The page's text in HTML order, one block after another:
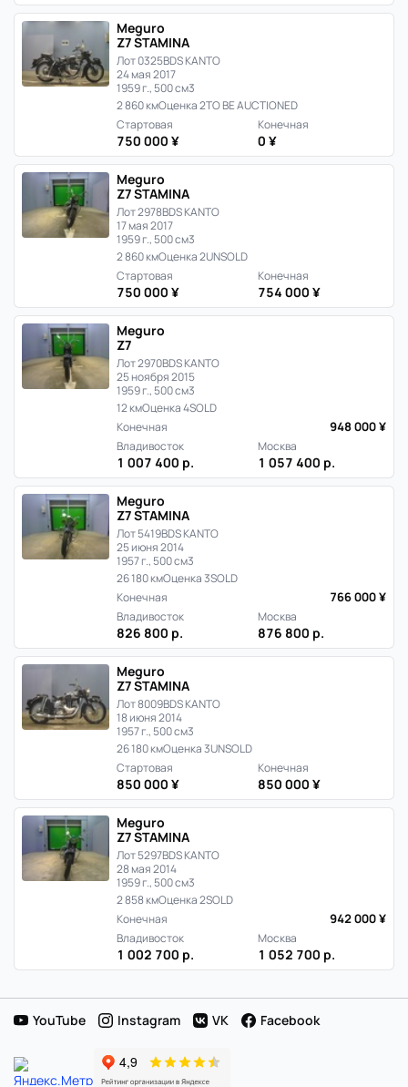
Meguro
Z7 STAMINA
Лот 0325BDS KANTO
24 мая 2017
1959 г., 500 см3
2 860 кмОценка 2TO BE AUCTIONED
Стартовая
750 000 ¥
Конечная
0 ¥
Meguro
Z7 STAMINA
Лот 2978BDS KANTO
17 мая 2017
1959 г., 500 см3
2 860 кмОценка 2UNSOLD
Стартовая
750 000 ¥
Конечная
754 000 ¥
Meguro
Z7
Лот 2970BDS KANTO
25 ноября 2015
1959 г., 500 см3
12 кмОценка 4SOLD
Конечная
948 000 ¥
Владивосток
1 007 400 р.
Москва
1 057 400 р.
Meguro
Z7 STAMINA
Лот 5419BDS KANTO
25 июня 2014
1957 г., 500 см3
26 180 кмОценка 3SOLD
Конечная
766 000 ¥
Владивосток
826 800 р.
Москва
876 800 р.
Meguro
Z7 STAMINA
Лот 8009BDS KANTO
18 июня 2014
1957 г., 500 см3
26 180 кмОценка 3UNSOLD
Стартовая
850 000 ¥
Конечная
850 000 ¥
Meguro
Z7 STAMINA
Лот 5297BDS KANTO
28 мая 2014
1959 г., 500 см3
2 858 кмОценка 2SOLD
Конечная
942 000 ¥
Владивосток
1 002 700 р.
Москва
1 052 700 р.
YouTube Instagram VK Facebook